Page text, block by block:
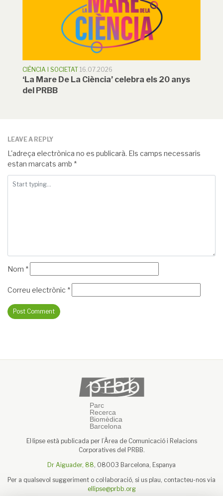
CIÈNCIA I SOCIETAT 16.07.2026
‘La Mare De La Ciència’ celebra els 20 anys
del PRBB
LEAVE A REPLY
L'adreça electrònica no es publicarà. Els camps necessaris
estan marcats amb *
Nom *
Correu electrònic *
El·lipse està publicada per l’Àrea de Comunicació i Relacions
Corporatives del PRBB.
Dr Aiguader, 88, 08003 Barcelona, Espanya
Per a qualsevol suggeriment o col·laboració, si us plau, contacteu-nos via
ellipse@prbb.org